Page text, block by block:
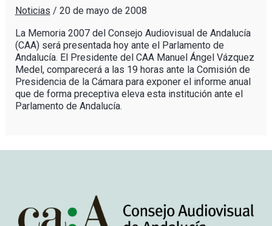
Noticias / 20 de mayo de 2008
La Memoria 2007 del Consejo Audiovisual de Andalucía
(CAA) será presentada hoy ante el Parlamento de
Andalucía. El Presidente del CAA Manuel Ángel Vázquez
Medel, comparecerá a las 19 horas ante la Comisión de
Presidencia de la Cámara para exponer el informe anual
que de forma preceptiva eleva esta institución ante el
Parlamento de Andalucía.